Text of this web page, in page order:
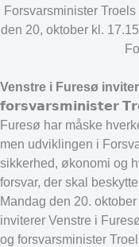
Forsvarsminister
den 20, oktober kl.
Venstre i Furesø
𝗳𝗼𝗿𝘀𝘃𝗮𝗿𝘀𝗺𝗶𝗻𝗶𝘀𝘁𝗲𝗿
Furesø har måske
men udviklingen i
sikkerhed, økonomi og
forsvar, der skal
Mandag den 20.
inviterer Venstre i
og forsvarsminister